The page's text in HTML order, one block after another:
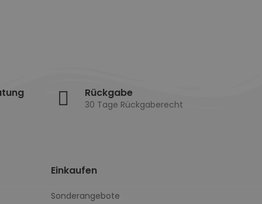
Rückgabe
30 Tage Rückgaberecht
Einkaufen
Sonderangebote